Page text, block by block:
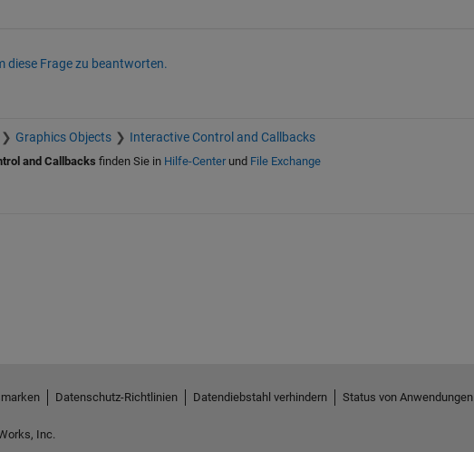
diese Frage zu beantworten.
Graphics Objects Interactive Control and Callbacks
and Callbacks finden Sie in Hilfe-Centerund File Exchange
Datenschutz-Richtlinien Datendiebstahl verhindern Status von Anwendungen
Inc.